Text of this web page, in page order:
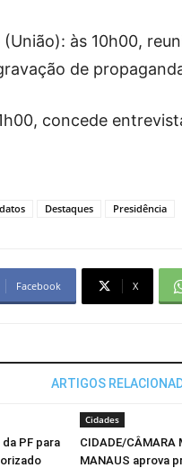
às 10h00,
de
concede
Destaques Presidência
Facebook X
ARTIGOS
PF para
Cidades
CIDADE/CÂMARA
MANAUS aprova